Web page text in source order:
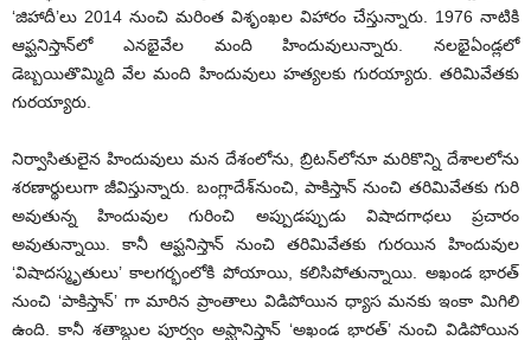
‘జిహాదీ’లు 2014 నుంచి మరింత విశృంఖల విహారం చేస్తున్నారు. 1976 నాటికి
ఆఫ్ఘనిస్తాన్‌లో ఎనభైవేల మంది హిందువులున్నారు. నలభైఏండ్లలో
డెబ్బయితొమ్మిది వేల మంది హిందువులు హత్యలకు గురయ్యారు. తరిమివేతకు
గురయ్యారు.
నిర్వాసితులైన హిందువులు మన దేశంలోను, బ్రిటన్‌లోనూ మరికొన్ని దేశాలలోను
శరణార్థులుగా జీవిస్తున్నారు. బంగ్లాదేశ్‌నుంచి, పాకిస్తాన్ నుంచి తరిమివేతకు గురి
అవుతున్న హిందువుల గురించి అప్పుడప్పుడు విషాదగాధలు ప్రచారం
అవుతున్నాయి. కానీ ఆఫ్ఘనిస్తాన్ నుంచి తరిమివేతకు గురయిన హిందువుల
‘విషాదస్మృతులు’ కాలగర్భంలోకి పోయాయి, కలిసిపోతున్నాయి. అఖండ భారత్
నుంచి ‘పాకిస్తాన్’ గా మారిన ప్రాంతాలు విడిపోయిన ధ్యాస మనకు ఇంకా మిగిలి
ఉంది. కానీ శతాబ్దుల పూర్వం అఫ్ఘానిస్తాన్ ‘అఖండ భారత్’ నుంచి విడిపోయిన